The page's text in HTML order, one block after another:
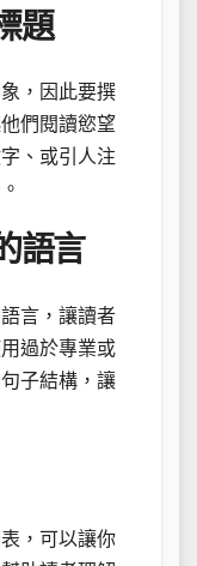
題
，因此要撰
們閱讀慾望
、或引人注
語言
言，讓讀者
過於專業或
子結構，讓
，可以讓你